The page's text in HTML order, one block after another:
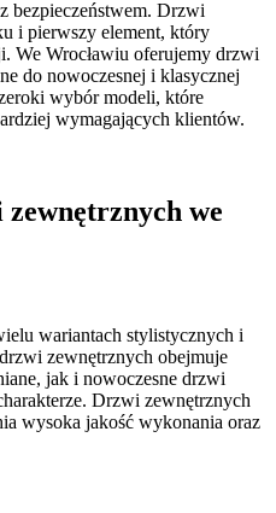
bezpieczeństwem. Drzwi
i pierwszy element, który
We Wrocławiu oferujemy drzwi
do nowoczesnej i klasycznej
wybór modeli, które
wymagających klientów.
we
wariantach stylistycznych i
zewnętrznych obejmuje
jak i nowoczesne drzwi
Drzwi zewnętrznych
wysoka jakość wykonania oraz